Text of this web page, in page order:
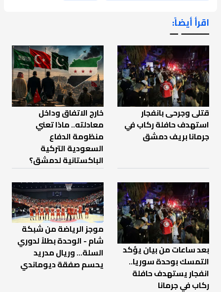
اقرأ أيضاً:
ـــــــ ــ
قتلى وجرحى بانفجار
استهدف حافلة ركاب في
جرمانا بريف دمشق
خارج الاتفاق وداخل
معادلته.. ماذا تعني
منظومة الدفاع
السعودية التركية
الباكستانية لدمشق؟
بعد ساعات من بيان يؤكد
التمسك بوحدة سوريا..
انفجار يستهدف حافلة
ركاب في جرمانا
موجز الرياضة من شبكة
شام - الوحدة بطلاً لدوري
السلة... وريال مدريد
يحسم صفقة ديوماندي